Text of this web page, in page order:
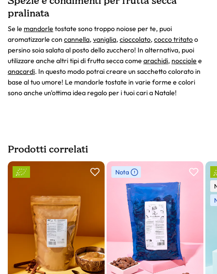
pralinata
Se le mandorle tostate sono troppo noiose per te, puoi
aromatizzarle con cannella, vaniglia, cioccolato, cocco tritatoo
persino soia salata al posto dello zucchero! In alternativa, puoi
utilizzare anche altri tipi di frutta secca come arachidi, nocciole e
anacardi. In questo modo potrai creare un sacchetto colorato in
base al tuo umore! Le mandorle tostate in varie forme e colori
sono anche un'ottima idea regalo per i tuoi cari a Natale!
Prodotti correlati
Slider prodotto
Nota